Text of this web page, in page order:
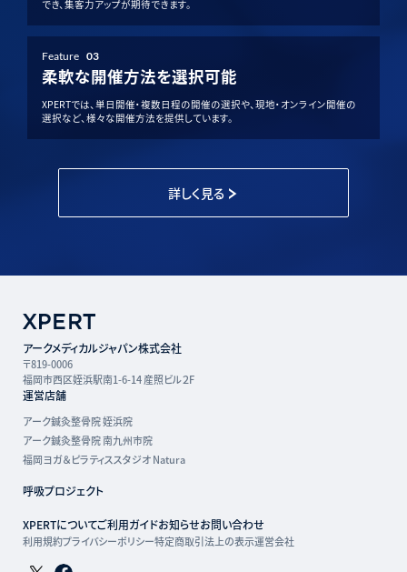
でき、集客力アップが期待できます。
Feature 03
柔軟な開催方法を選択可能
XPERTでは、単日開催・複数日程の開催の選択や、現地・オンライン開催の
選択など、様々な開催方法を提供しています。
詳しく見る
アークメディカルジャパン株式会社
〒819-0006
福岡市西区姪浜駅南1-6-14 産照ビル２F
運営店舗
アーク鍼灸整骨院 姪浜院
アーク鍼灸整骨院 南九州市院
福岡ヨガ＆ピラティススタジオ Natura
呼吸プロジェクト
XPERTについてご利用ガイドお知らせお問い合わせ
利用規約プライバシーポリシー特定商取引法上の表示運営会社